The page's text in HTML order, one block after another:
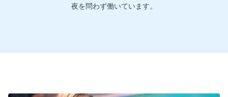
夜を問わず働いています。